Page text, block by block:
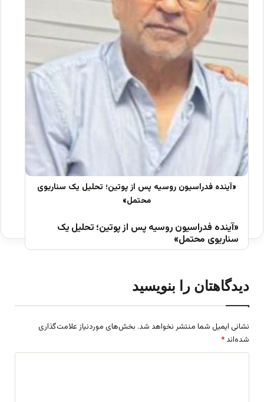
«آینده فدراسیون روسیه پس از پوتین؛ تحلیل یک
سناریوی محتمل»
دیدگاهتان را بنویسید
نشانی ایمیل شما منتشر نخواهد شد. بخش‌های موردنیاز علامت‌گذاری
شده‌اند *